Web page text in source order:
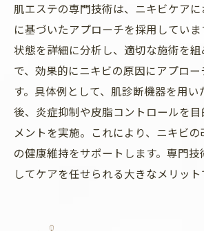
肌エステの専門技術は、ニキビケア
に基づいたアプローチを採用してい
状態を詳細に分析し、適切な施術を
で、効果的にニキビの原因にアプロ
す。具体例として、肌診断機器を用い
後、炎症抑制や皮脂コントロールを
メントを実施。これにより、ニキビ
の健康維持をサポートします。専門
してケアを任せられる大きなメリット